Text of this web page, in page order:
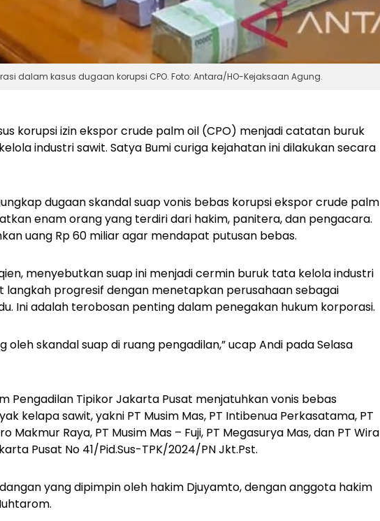
dalam kasus dugaan korupsi CPO. Foto: Antara/HO-Kejaksaan Agung.
korupsi izin ekspor crude palm oil (CPO) menjadi catatan buruk
industri sawit. Satya Bumi curiga kejahatan ini dilakukan secara
dugaan skandal suap vonis bebas korupsi ekspor crude palm
enam orang yang terdiri dari hakim, panitera, dan pengacara.
uang Rp 60 miliar agar mendapat putusan bebas.
menyebutkan suap ini menjadi cermin buruk tata kelola industri
langkah progresif dengan menetapkan perusahaan sebagai
Ini adalah terobosan penting dalam penegakan hukum korporasi.
oleh skandal suap di ruang pengadilan,” ucap Andi pada Selasa
Pengadilan Tipikor Jakarta Pusat menjatuhkan vonis bebas
kelapa sawit, yakni PT Musim Mas, PT Intibenua Perkasatama, PT
Makmur Raya, PT Musim Mas – Fuji, PT Megasurya Mas, dan PT Wira
Pusat No 41/Pid.Sus-TPK/2024/PN Jkt.Pst.
yang dipimpin oleh hakim Djuyamto, dengan anggota hakim